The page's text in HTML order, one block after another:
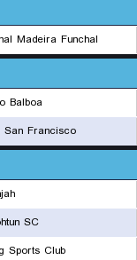
Madeira Funchal
Balboa
San Francisco
SC
Sports Club